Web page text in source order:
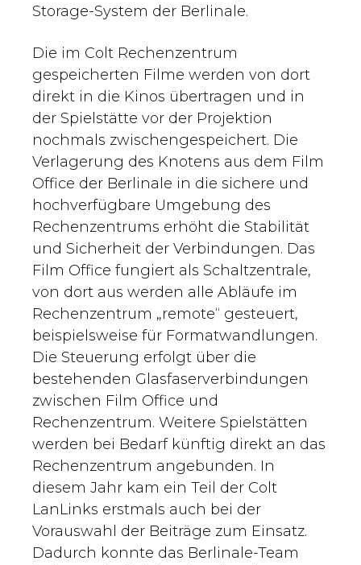
Storage-System der Berlinale.
Die im Colt Rechenzentrum
gespeicherten Filme werden von dort
direkt in die Kinos übertragen und in
der Spielstätte vor der Projektion
nochmals zwischengespeichert. Die
Verlagerung des Knotens aus dem Film
Office der Berlinale in die sichere und
hochverfügbare Umgebung des
Rechenzentrums erhöht die Stabilität
und Sicherheit der Verbindungen. Das
Film Office fungiert als Schaltzentrale,
von dort aus werden alle Abläufe im
Rechenzentrum „remote“ gesteuert,
beispielsweise für Formatwandlungen.
Die Steuerung erfolgt über die
bestehenden Glasfaserverbindungen
zwischen Film Office und
Rechenzentrum. Weitere Spielstätten
werden bei Bedarf künftig direkt an das
Rechenzentrum angebunden. In
diesem Jahr kam ein Teil der Colt
LanLinks erstmals auch bei der
Vorauswahl der Beiträge zum Einsatz.
Dadurch konnte das Berlinale-Team